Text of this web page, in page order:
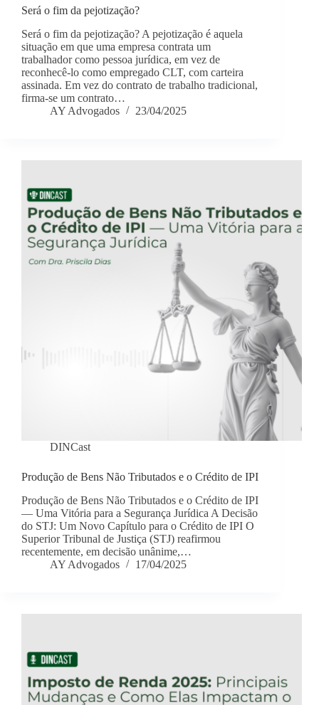
Será o fim da pejotização?
Será o fim da pejotização? A pejotização é aquela
situação em que uma empresa contrata um
trabalhador como pessoa jurídica, em vez de
reconhecê-lo como empregado CLT, com carteira
assinada. Em vez do contrato de trabalho tradicional,
firma-se um contrato…
AY Advogados
23/04/2025
DINCast
Produção de Bens Não Tributados e o Crédito de IPI
Produção de Bens Não Tributados e o Crédito de IPI
— Uma Vitória para a Segurança Jurídica A Decisão
do STJ: Um Novo Capítulo para o Crédito de IPI O
Superior Tribunal de Justiça (STJ) reafirmou
recentemente, em decisão unânime,…
AY Advogados
17/04/2025